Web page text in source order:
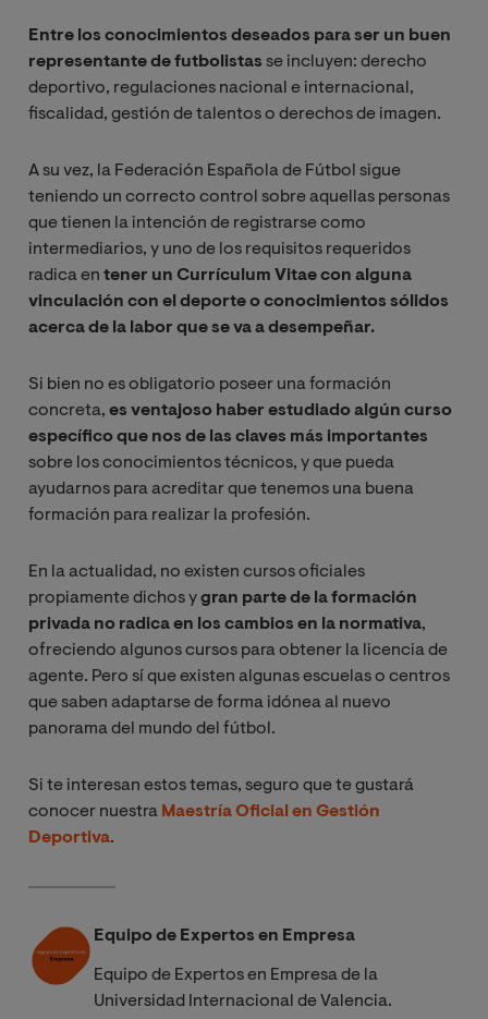
Entre los conocimientos deseados para ser un buen
representante de futbolistas se incluyen: derecho
deportivo, regulaciones nacional e internacional,
fiscalidad, gestión de talentos o derechos de imagen.
A su vez, la Federación Española de Fútbol sigue
teniendo un correcto control sobre aquellas personas
que tienen la intención de registrarse como
intermediarios, y uno de los requisitos requeridos
radica en tener un Currículum Vitae con alguna
vinculación con el deporte o conocimientos sólidos
acerca de la labor que se va a desempeñar.
Si bien no es obligatorio poseer una formación
concreta, es ventajoso haber estudiado algún curso
específico que nos de las claves más importantes
sobre los conocimientos técnicos, y que pueda
ayudarnos para acreditar que tenemos una buena
formación para realizar la profesión.
En la actualidad, no existen cursos oficiales
propiamente dichos ygran parte de la formación
privada no radica en los cambios en la normativa,
ofreciendo algunos cursos para obtener la licencia de
agente. Pero sí que existen algunas escuelas o centros
que saben adaptarse de forma idónea al nuevo
panorama del mundo del fútbol.
Si te interesan estos temas, seguro que te gustará
conocer nuestra Maestría Oficial en Gestión
Deportiva.
Equipo de Expertos en Empresa
Equipo de Expertos en Empresa de la
Universidad Internacional de Valencia.